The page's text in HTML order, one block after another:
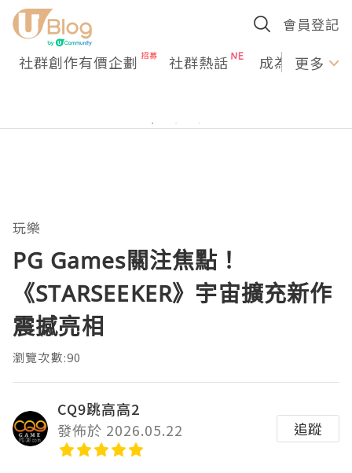
會員登記
社群創作有價企劃 社群熱話 成為U更多
玩樂
PG Games關注焦點！
《STARSEEKER》宇宙擴充新作
震撼亮相
瀏覽次數:90
CQ9跳高高2
發佈於 2026.05.22
追蹤